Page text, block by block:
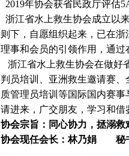
2019年协会获省民政厅评估
浙江省水上救生协会成立以
则下，自愿组织起来，已在
理事和会员的引领作用，通
浙江省水上救生协会在做好
判员培训、亚洲救生邀请赛
质管理员培训等国际国内赛
请进来，广交朋友，学习和
协会宗旨：同心协力，拯溺救
协会现任会长：林乃娟 秘